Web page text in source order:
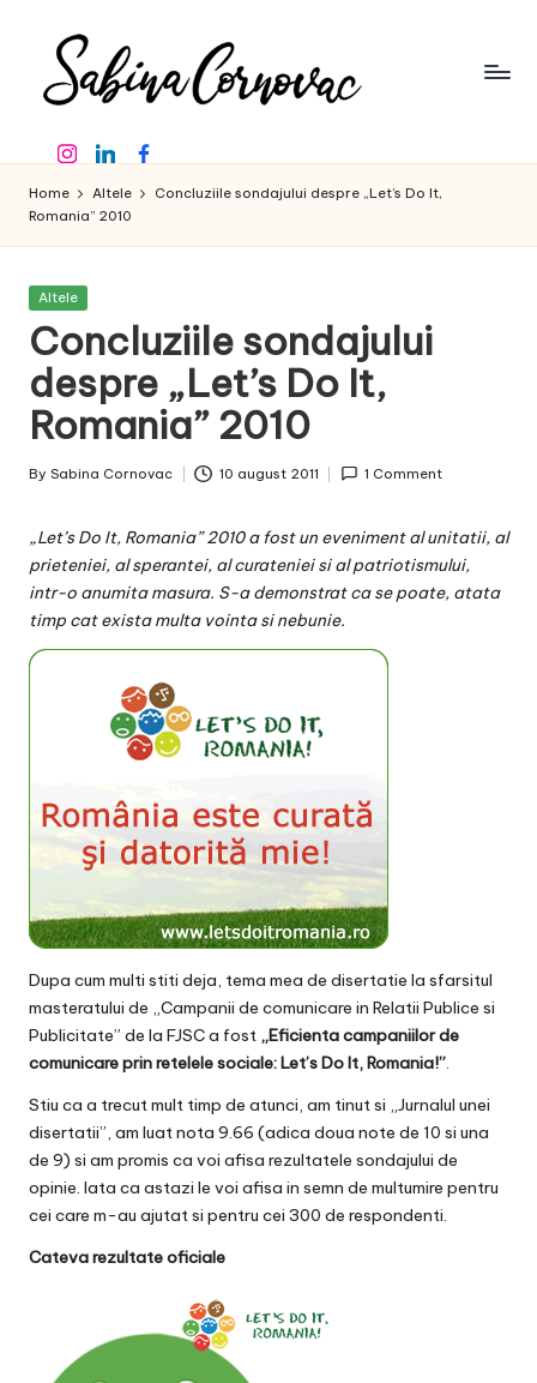
content
a
b
in
a
C
o
r
n
v
a
c
O
e
creator
de
conținut
de
ani
-
InstagramLinkedinFacebook
Home Altele
Concluziile sondajului despre „Let’s Do It,
Romania” 2010
Posted
Altele
Concluziile sondajului
despre „Let’s Do It,
Romania” 2010
Posted
By Sabina Cornovac 10 august 2011 1 Comment
„Let’s Do It, Romania”2010 a fost un eveniment al unitatii, al
prieteniei, al sperantei, al curateniei si al patriotismului,
intr-o anumita masura. S-a demonstrat ca se poate, atata
timp cat exista multa vointa si nebunie.
Dupa cum multi stiti deja, tema mea de disertatie la sfarsitul
masteratului de „Campanii de comunicare in Relatii Publice si
Publicitate” de la FJSC a fost „Eficienta campaniilor de
comunicare prin retelele sociale: Let’s Do It, Romania!”.
Stiu ca a trecut mult timp de atunci, am tinut si „Jurnalul unei
disertatii”, am luat nota 9.66 (adica doua note de 10 si una
de 9) si am promis ca voi afisa rezultatele sondajului de
opinie. Iata ca astazi le voi afisa in semn de multumire pentru
cei care m-au ajutat si pentru cei 300 de respondenti.
Cateva rezultate oficiale